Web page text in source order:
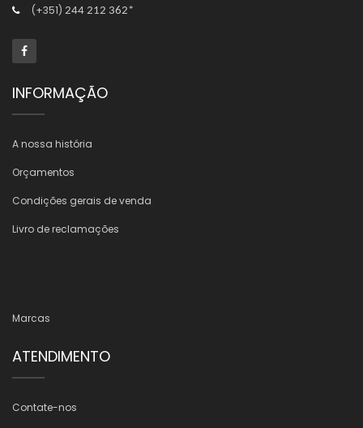
(+351) 244 212 362*
INFORMAÇÃO
A nossa história
Orçamentos
Condições gerais de venda
Livro de reclamações
Marcas
ATENDIMENTO
Contate-nos